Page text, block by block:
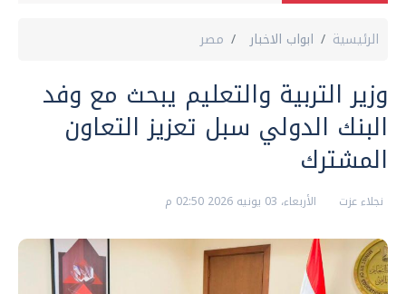
الرئيسية ابواب الاخبار مصر
وزير التربية والتعليم يبحث مع وفد
البنك الدولي سبل تعزيز التعاون
المشترك
نجلاء عزت الأربعاء، 03 يونيه 2026 02:50 م